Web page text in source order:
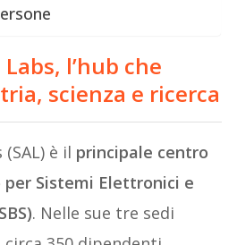
l’hub che
scienza e ricerca
è il principale centro
Sistemi Elettronici e
. Nelle sue tre sedi